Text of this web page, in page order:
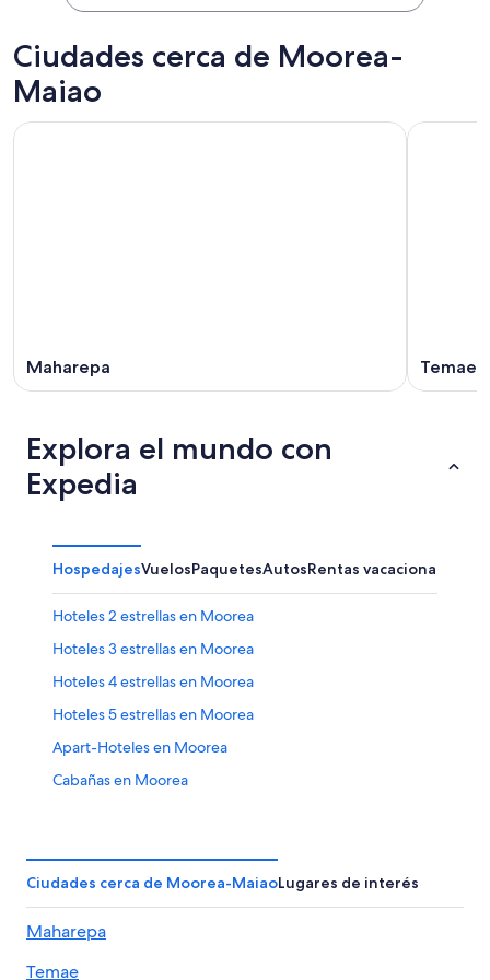
Ciudades cerca de Moorea-
Maiao
Maharepa Temae
Explora el mundo con
Expedia
HospedajesVuelosPaquetesAutosRentas vacacionales
Hoteles 2 estrellas en Moorea
Hoteles 3 estrellas en Moorea
Hoteles 4 estrellas en Moorea
Hoteles 5 estrellas en Moorea
Apart-Hoteles en Moorea
Cabañas en Moorea
Resorts en Moorea
Apartamentos en Moorea
Hostales en Moorea
Ciudades cerca de Moorea-MaiaoLugares de interés
Maharepa
Temae